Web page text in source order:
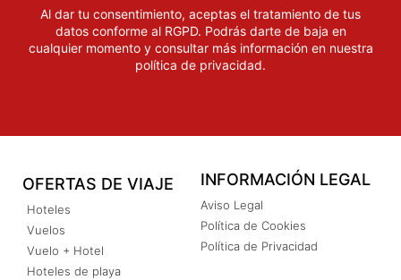
Al dar tu consentimiento, aceptas el tratamiento de tus
datos conforme al RGPD. Podrás darte de baja en
cualquier momento y consultar más información en nuestra
política de privacidad.
OFERTAS DE VIAJE
Hoteles
Vuelos
Vuelo + Hotel
Hoteles de playa
INFORMACIÓN LEGAL
Aviso Legal
Política de Cookies
Política de Privacidad